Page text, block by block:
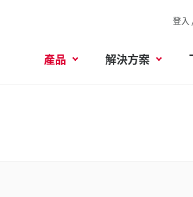
登入
產品 解決方案